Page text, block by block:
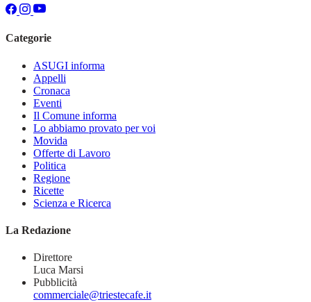
Categorie
ASUGI informa
Appelli
Cronaca
Eventi
Il Comune informa
Lo abbiamo provato per voi
Movida
Offerte di Lavoro
Politica
Regione
Ricette
Scienza e Ricerca
La Redazione
Direttore
Luca Marsi
Pubblicità
commerciale@triestecafe.it